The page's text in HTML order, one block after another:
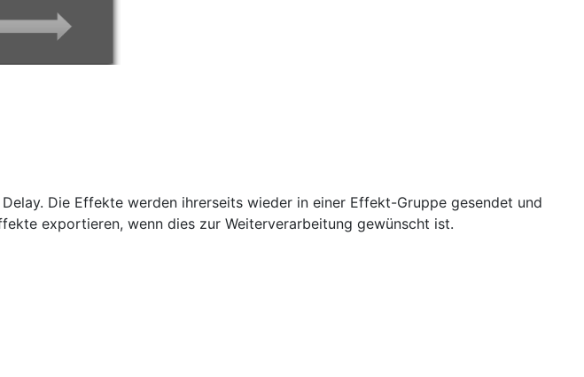
Die Effekte werden ihrerseits wieder in einer Effekt-Gruppe gesendet und
exportieren, wenn dies zur Weiterverarbeitung gewünscht ist.